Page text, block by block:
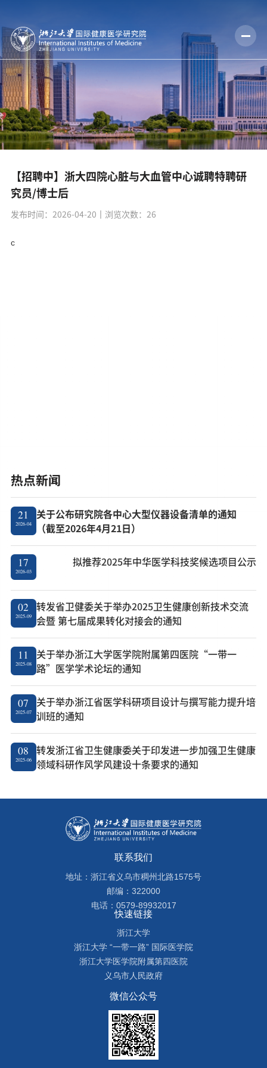
【招聘中】浙大四院心脏与大血管中心诚聘特聘研
究员/博士后
发布时间：2026-04-20 丨浏览次数： 26
c
热点新闻
21
2026-04
关于公布研究院各中心大型仪器设备清单的通知
（截至2026年4月21日）
17
2026-03
拟推荐2025年中华医学科技奖候选项目公示
02
2025-09
转发省卫健委关于举办2025卫生健康创新技术交流
会暨 第七届成果转化对接会的通知
11
2025-08
关于举办浙江大学医学院附属第四医院“一带一
路”医学学术论坛的通知
07
2025-07
关于举办浙江省医学科研项目设计与撰写能力提升培
训班的通知
08
2025-06
转发浙江省卫生健康委关于印发进一步加强卫生健康
领域科研作风学风建设十条要求的通知
联系我们
地址：浙江省义乌市稠州北路1575号
邮编：322000
电话：0579-89932017
快速链接
浙江大学
浙江大学 “一带一路” 国际医学院
浙江大学医学院附属第四医院
义乌市人民政府
微信公众号